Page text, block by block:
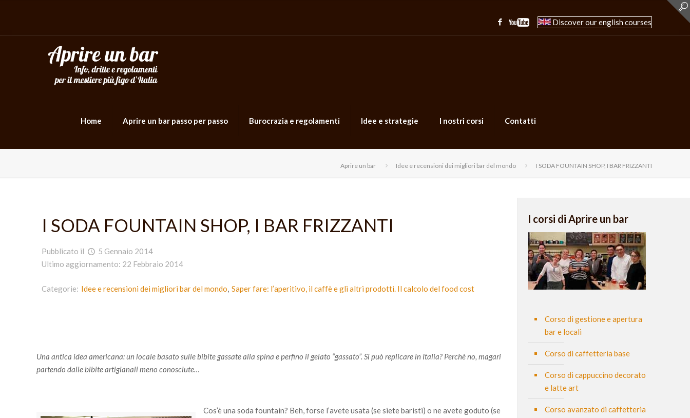
Discover our english courses
Home Aprire un bar passo per passo Burocrazia e regolamenti Idee e strategie I nostri corsi Contatti
Aprire un bar Idee e recensioni dei migliori bar del mondo I SODA FOUNTAIN SHOP, I BAR FRIZZANTI
I SODA FOUNTAIN SHOP, I BAR FRIZZANTI
Pubblicato il
5 Gennaio 2014
Ultimo aggiornamento: 22 Febbraio 2014
Categorie: Idee e recensioni dei migliori bar del mondo Saper fare: l’aperitivo, il caffè e gli altri prodotti. Il calcolo del food cost
Una antica idea americana: un locale basato sulle bibite gassate alla spina e perfino il gelato “gassato”. Si può replicare in Italia? Perchè no, magari
partendo dalle bibite artigianali meno conosciute…
Cos’è una soda fountain? Beh, forse l’avete usata (se siete baristi) o ne avete goduto (se
I corsi di Aprire un bar
Corso di gestione e apertura
bar e locali
Corso di caffetteria base
Corso di cappuccino decorato
e latte art
Corso avanzato di caffetteria